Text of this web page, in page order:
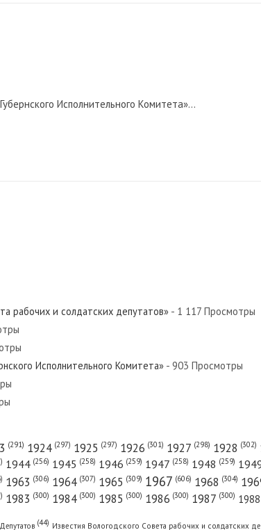
Исполнительного Комитета»...
рабочих и солдатских депутатов» - 1 117 Просмотры
Исполнительного Комитета» - 903 Просмотры
(291) 1924 (297) 1925 (297) 1926 (301) 1927 (298) 1928 (302)
1944 (256) 1945 (258) 1946 (259) 1947 (258) 1948 (259)
1963 (306) 1964 (307) 1965 (309) 1967 (606) 1968 (304)
1983 (300) 1984 (300) 1985 (300) 1986 (300) 1987 (300) 1988
(44) Известия Вологодского Совета рабочих и солдатских